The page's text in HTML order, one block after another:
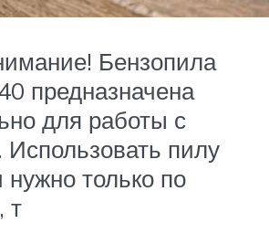
Бензопила
предназначена
для работы с
Использовать пилу
только по
т